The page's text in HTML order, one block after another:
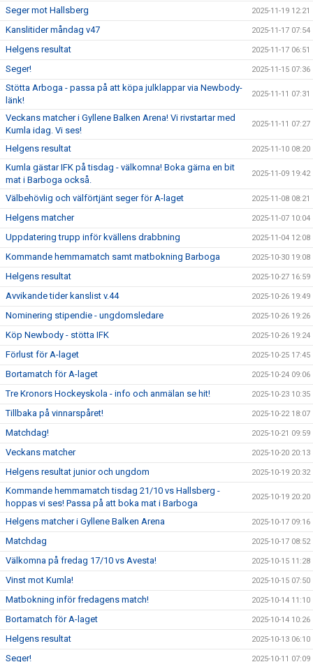
Seger mot Hallsberg 2025-11-19 12:21
Kanslitider måndag v47 2025-11-17 07:54
Helgens resultat 2025-11-17 06:51
Seger! 2025-11-15 07:36
Stötta Arboga - passa på att köpa julklappar via Newbody-
länk!
2025-11-11 07:31
Veckans matcher i Gyllene Balken Arena! Vi rivstartar med
Kumla idag. Vi ses!
2025-11-11 07:27
Helgens resultat 2025-11-10 08:20
Kumla gästar IFK på tisdag - välkomna! Boka gärna en bit
mat i Barboga också.
2025-11-09 19:42
Välbehövlig och välförtjänt seger för A-laget 2025-11-08 08:21
Helgens matcher 2025-11-07 10:04
Uppdatering trupp inför kvällens drabbning 2025-11-04 12:08
Kommande hemmamatch samt matbokning Barboga 2025-10-30 19:08
Helgens resultat 2025-10-27 16:59
Avvikande tider kanslist v.44 2025-10-26 19:49
Nominering stipendie - ungdomsledare 2025-10-26 19:26
Köp Newbody - stötta IFK 2025-10-26 19:24
Förlust för A-laget 2025-10-25 17:45
Bortamatch för A-laget 2025-10-24 09:06
Tre Kronors Hockeyskola - info och anmälan se hit! 2025-10-23 10:35
Tillbaka på vinnarspåret! 2025-10-22 18:07
Matchdag! 2025-10-21 09:59
Veckans matcher 2025-10-20 20:13
Helgens resultat junior och ungdom 2025-10-19 20:32
Kommande hemmamatch tisdag 21/10 vs Hallsberg -
hoppas vi ses! Passa på att boka mat i Barboga
2025-10-19 20:20
Helgens matcher i Gyllene Balken Arena 2025-10-17 09:16
Matchdag 2025-10-17 08:52
Välkomna på fredag 17/10 vs Avesta! 2025-10-15 11:28
Vinst mot Kumla! 2025-10-15 07:50
Matbokning inför fredagens match! 2025-10-14 11:10
Bortamatch för A-laget 2025-10-14 10:26
Helgens resultat 2025-10-13 06:10
Seger! 2025-10-11 07:09